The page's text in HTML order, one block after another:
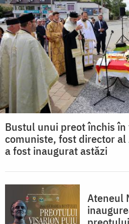
Bustul unui preot închis
comuniste, fost director
a fost inaugurat astăzi
Ateneul